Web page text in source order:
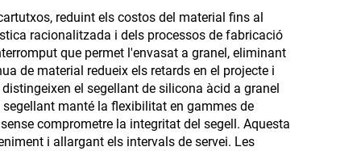
a
assecat ràpid
reduint els costos del material fins al
racionalitzada i dels processos de fabricació
que permet l'envasat a granel, eliminant
de material redueix els retards en el projecte i
el segellant de silicona àcid a granel
manté la flexibilitat en gammes de
comprometre la integritat del segell. Aquesta
i allargant els intervals de servei. Les